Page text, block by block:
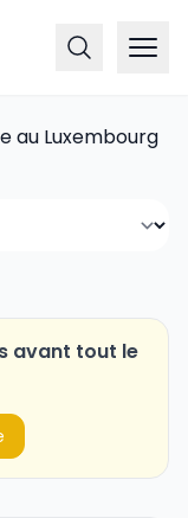
au Luxembourg
avant tout le